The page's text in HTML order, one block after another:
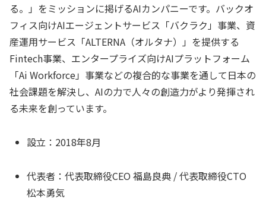
る。」をミッションに掲げるAIカンパニーです。バックオ
フィス向けAIエージェントサービス「バクラク」事業、資
産運用サービス「ALTERNA（オルタナ）」を提供する
Fintech事業、エンタープライズ向けAIプラットフォーム
「Ai Workforce」事業などの複合的な事業を通して日本の
社会課題を解決し、AIの力で人々の創造力がより発揮され
る未来を創っています。
設立：2018年8月
代表者：代表取締役CEO 福島良典 / 代表取締役CTO
松本勇気